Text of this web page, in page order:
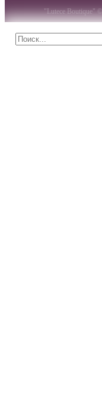
"Lutece Boutique"